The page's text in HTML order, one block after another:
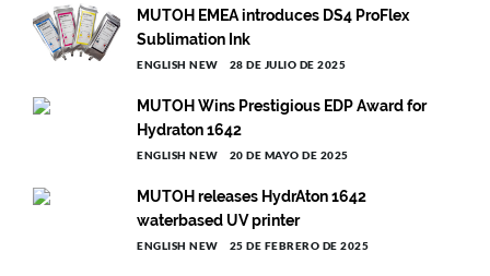
MUTOH EMEA introduces DS4 ProFlex
Sublimation Ink
ENGLISH NEW 28 DE JULIO DE 2025
MUTOH Wins Prestigious EDP Award for
Hydraton 1642
ENGLISH NEW 20 DE MAYO DE 2025
MUTOH releases HydrAton 1642
waterbased UV printer
ENGLISH NEW 25 DE FEBRERO DE 2025